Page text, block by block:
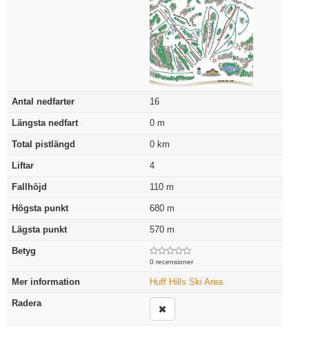
Antal nedfarter 16
Längsta nedfart 0 m
Total pistlängd 0 km
Liftar 4
Fallhöjd 110 m
Högsta punkt 680 m
Lägsta punkt 570 m
Betyg
0 recensioner
Mer information Huff Hills Ski Area
Radera